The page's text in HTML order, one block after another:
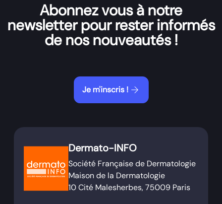
Abonnez vous à notre
newsletter pour rester informés
de nos nouveautés !
Je m'inscris ! arrow_forward
Dermato-INFO
Société Française de Dermatologie
Maison de la Dermatologie
10 Cité Malesherbes, 75009 Paris